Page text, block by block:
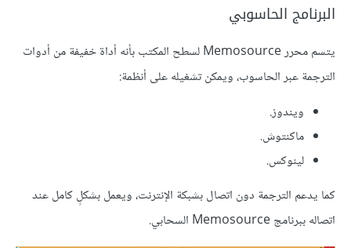
البرنامج الحاسوبي
يتسم محرر Memosource لسطح المكتب بأنه أداة خفيفة من أدوات
الترجمة عبر الحاسوب، ويمكن تشغيله على أنظمة:
ويندوز.
ماكنتوش.
لينوكس.
كما يدعم الترجمة دون اتصال بشبكة الإنترنت، ويعمل بشكلٍ كامل عند
اتصاله ببرنامج Memosource السحابي.